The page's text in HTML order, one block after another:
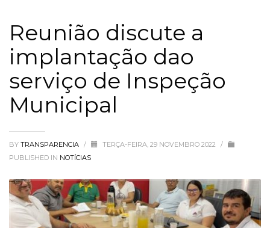
Reunião discute a
implantação dao
serviço de Inspeção
Municipal
BY TRANSPARENCIA / TERÇA-FEIRA, 29 NOVEMBRO 2022
/
PUBLISHED IN NOTÍCIAS